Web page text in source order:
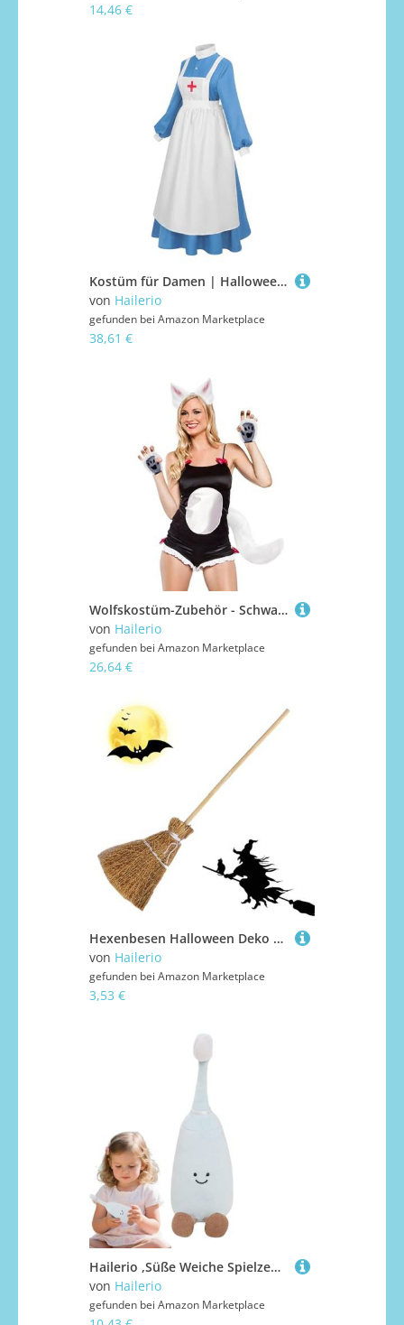
14,46 €
Kostüm für Damen | Halloween Kostüm mit Rock - Historisches Outfit Mit Schürze Für Rollenspiel Veranstaltungen Events Auftritte
von Hailerio
gefunden bei Amazon Marketplace
38,61 €
Wolfskostüm-Zubehör - Schwanz Mit Klemme Ohrspangen Und Handschuhe Aus Kunstfell | Einfaches Halloween Cosplay Outfit für Karneval Anime Cosplay Party und Bühne
von Hailerio
gefunden bei Amazon Marketplace
26,64 €
Hexenbesen Halloween Deko | Miniaturbesen | Puppenhausmöbel Deko Für Party Theateraufführung Festival Maskerade Familientreffen
von Hailerio
gefunden bei Amazon Marketplace
3,53 €
Hailerio ,Süße Weiche Spielzeug | Spielzeug Für Kinder Mädchen Jugendliche Baby Geschenkidee Für Schule Freunde Familie
von Hailerio
gefunden bei Amazon Marketplace